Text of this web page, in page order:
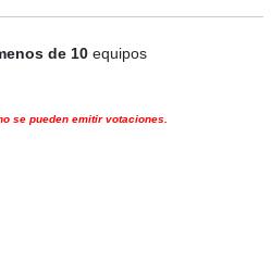
de 10equipos
se pueden emitir votaciones.